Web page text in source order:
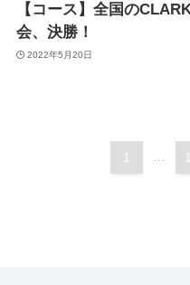
【コース】全国の
会、決勝！
2022年5月20日
1 ...